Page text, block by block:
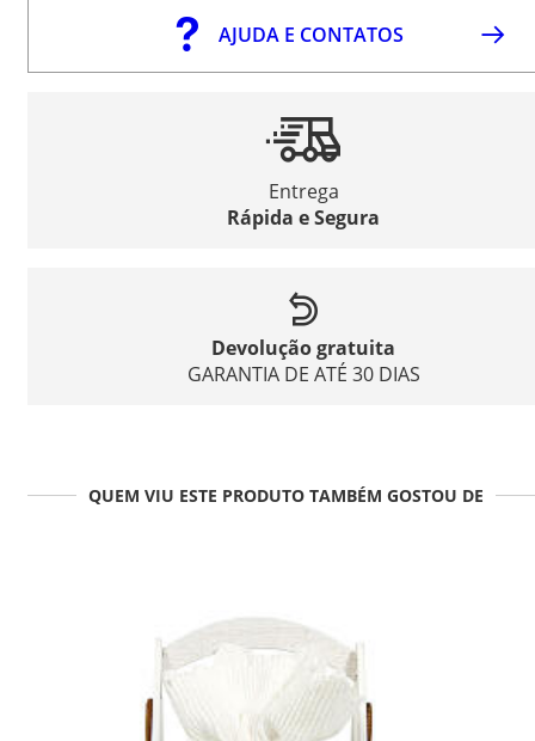
AJUDA E CONTATOS
Entrega
Rápida e Segura
Devolução gratuita
GARANTIA DE ATÉ 30 DIAS
QUEM VIU ESTE PRODUTO TAMBÉM GOSTOU DE